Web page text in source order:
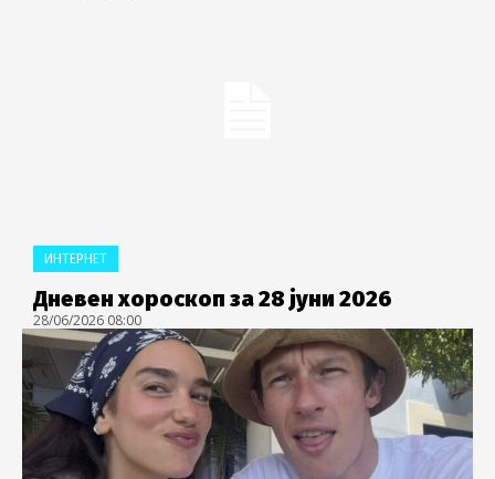
ИНТЕРНЕТ
Дневен хороскоп за 28 јуни 2026
28/06/2026 08:00